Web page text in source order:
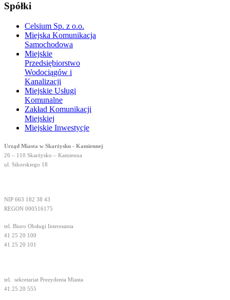
Spółki
Celsium Sp. z o.o.
Miejska Komunikacja
Samochodowa
Miejskie
Przedsiębiorstwo
Wodociągów i
Kanalizacji
Miejskie Usługi
Komunalne
Zakład Komunikacji
Miejskiej
Miejskie Inwestycje
Urząd Miasta w Skarżysku - Kamiennej
26 – 110 Skarżysko – Kamienna
ul. Sikorskiego 18
NIP 663 182 38 43
REGON 000516175
tel. Biuro Obsługi Interesanta
41 25 20 100
41 25 20 101
tel. sekretariat Prezydenta Miasta
41 25 20 555